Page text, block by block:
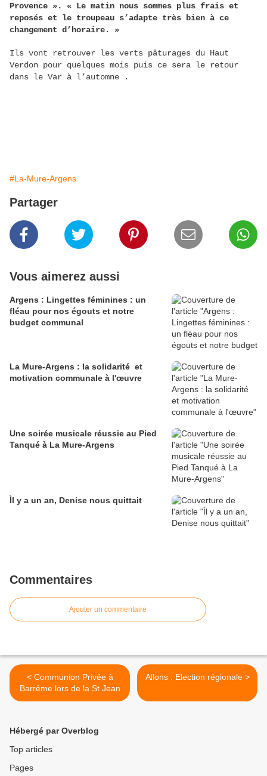
Provence ». « Le matin nous sommes plus frais et
reposés et le troupeau s’adapte très bien à ce
changement d’horaire. »
Ils vont retrouver les verts pâturages du Haut
Verdon pour quelques mois puis ce sera le retour
dans le Var à l’automne .
#La-Mure-Argens
Partager
Vous aimerez aussi
Argens : Lingettes féminines : un
fléau pour nos égouts et notre
budget communal
La Mure-Argens : la solidarité et
motivation communale à l'œuvre
Une soirée musicale réussie au Pied
Tanqué à La Mure-Argens
Ìl y a un an, Denise nous quittait
Commentaires
Ajouter un commentaire
< Communion Privée à
Barrême lors de la St Jean
Allons : Election régionale >
Hébergé par Overblog
Top articles
Pages